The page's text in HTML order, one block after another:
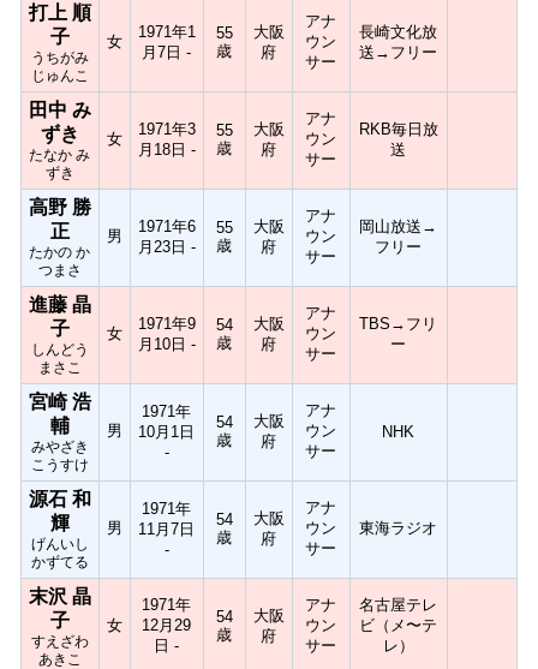
打上 順
子
うちがみ
じゅんこ
女
1971年1
月7日 -
55
歳
大阪
府
アナ
ウン
サー
長崎文化放
送→フリー
田中 み
ずき
たなか み
ずき
女
1971年3
月18日 -
55
歳
大阪
府
アナ
ウン
サー
RKB毎日放
送
高野 勝
正
たかの か
つまさ
男
1971年6
月23日 -
55
歳
大阪
府
アナ
ウン
サー
岡山放送→
フリー
進藤 晶
子
しんどう
まさこ
女
1971年9
月10日 -
54
歳
大阪
府
アナ
ウン
サー
TBS→フリ
ー
宮崎 浩
輔
みやざき
こうすけ
男
1971年
10月1日
-
54
歳
大阪
府
アナ
ウン
サー
NHK
源石 和
輝
げんいし
かずてる
男
1971年
11月7日
-
54
歳
大阪
府
アナ
ウン
サー
東海ラジオ
末沢 晶
子
すえざわ
あきこ
女
1971年
12月29
日 -
54
歳
大阪
府
アナ
ウン
サー
名古屋テレ
ビ（メ〜テ
レ）